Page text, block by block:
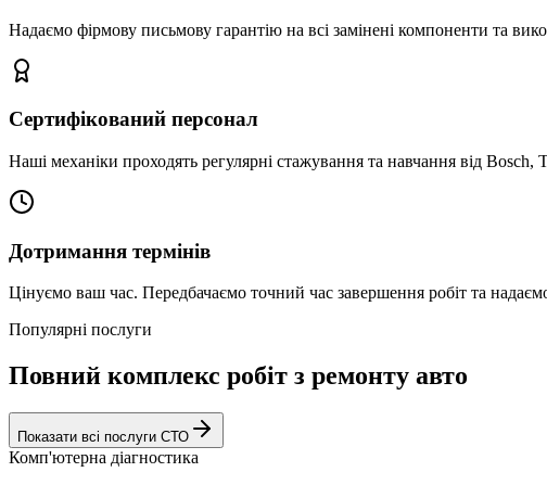
Надаємо фірмову письмову гарантію на всі замінені компоненти та
Сертифікований персонал
Наші механіки проходять регулярні стажування та навчання від Bosch,
Дотримання термінів
Цінуємо ваш час. Передбачаємо точний час завершення робіт та
Популярні послуги
Повний комплекс робіт з ремонту авто
Показати всі послуги СТО
Комп'ютерна діагностика